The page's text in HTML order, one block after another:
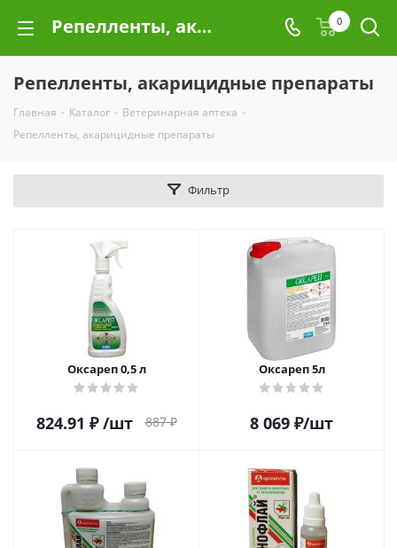
Репелленты, акарицидные препараты 0
Репелленты, акарицидные препараты
Главная - Каталог - Ветеринарная аптека -
Репелленты, акарицидные препараты
Фильтр
Оксареп 0,5 л
824.91 ₽ /шт 887₽
Оксареп 5л
8 069 ₽/шт